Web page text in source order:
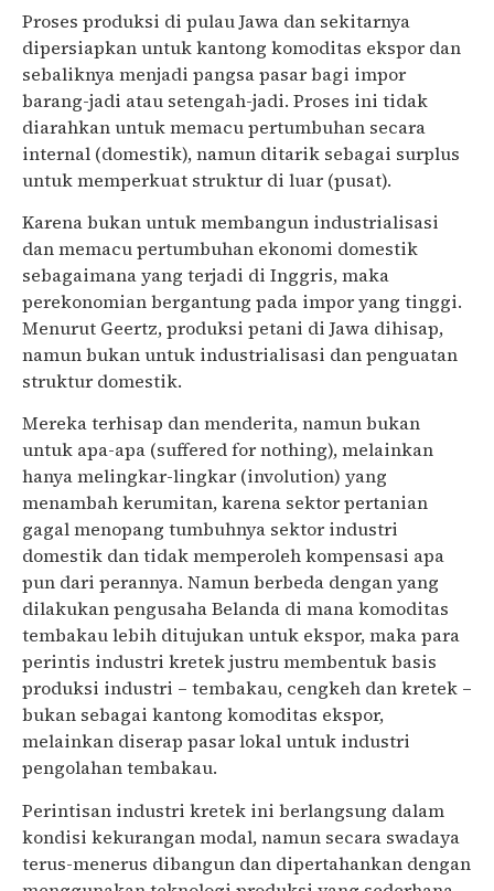
Proses produksi di pulau Jawa dan sekitarnya
dipersiapkan untuk kantong komoditas ekspor dan
sebaliknya menjadi pangsa pasar bagi impor
barang-jadi atau setengah-jadi. Proses ini tidak
diarahkan untuk memacu pertumbuhan secara
internal (domestik), namun ditarik sebagai surplus
untuk memperkuat struktur di luar (pusat).
Karena bukan untuk membangun industrialisasi
dan memacu pertumbuhan ekonomi domestik
sebagaimana yang terjadi di Inggris, maka
perekonomian bergantung pada impor yang tinggi.
Menurut Geertz, produksi petani di Jawa dihisap,
namun bukan untuk industrialisasi dan penguatan
struktur domestik.
Mereka terhisap dan menderita, namun bukan
untuk apa-apa (suffered for nothing), melainkan
hanya melingkar-lingkar (involution) yang
menambah kerumitan, karena sektor pertanian
gagal menopang tumbuhnya sektor industri
domestik dan tidak memperoleh kompensasi apa
pun dari perannya. Namun berbeda dengan yang
dilakukan pengusaha Belanda di mana komoditas
tembakau lebih ditujukan untuk ekspor, maka para
perintis industri kretek justru membentuk basis
produksi industri – tembakau, cengkeh dan kretek –
bukan sebagai kantong komoditas ekspor,
melainkan diserap pasar lokal untuk industri
pengolahan tembakau.
Perintisan industri kretek ini berlangsung dalam
kondisi kekurangan modal, namun secara swadaya
terus-menerus dibangun dan dipertahankan dengan